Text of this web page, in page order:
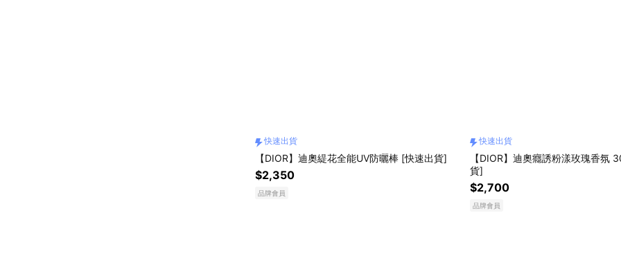
快速出貨
【DIOR】迪奧緹花全能UV防曬棒 [快速出貨]
$2,350
品牌會員
快速出貨
【DIOR】迪奧癮誘粉漾玫瑰香氛
貨]
$2,700
品牌會員